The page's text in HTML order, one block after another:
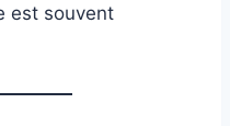
est souvent